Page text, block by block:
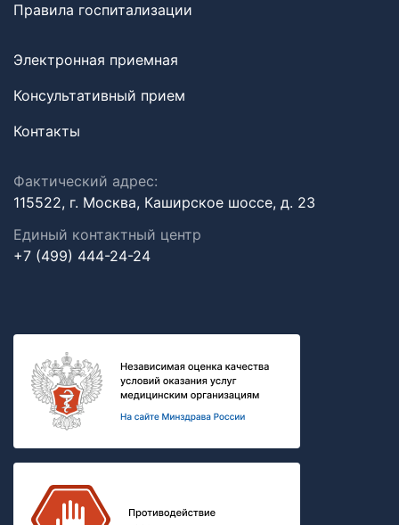
Правила госпитализации
Электронная приемная
Консультативный прием
Контакты
Фактический адрес:
115522, г. Москва, Каширское шоссе, д. 23
Единый контактный центр
+7 (499) 444-24-24